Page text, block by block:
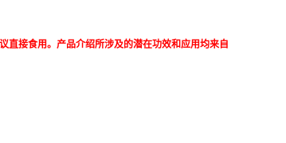
直接食用。产品介绍所涉及的潜在功效和应用均来自